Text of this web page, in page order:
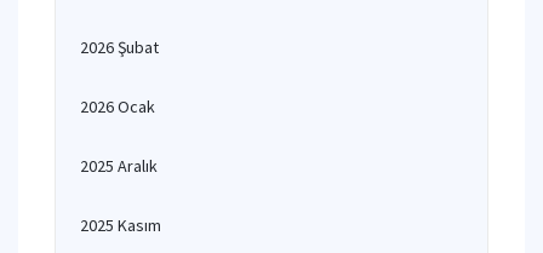
2026 Şubat
2026 Ocak
2025 Aralık
2025 Kasım